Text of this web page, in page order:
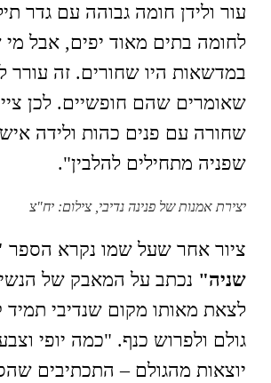
עור ולידן חומה גבוהה עם גדר
לחומה בתים מאוד יפים, אבל
במדשאות היו שחורים. זה עורר
שאומרים שהם חופשיים. לכן
שחורה עם פנים כהות ולידה
שפניה מתחילים להלבין".
יצירת אמנות של פנינה נדיבי, צילום: יח"צ
ציור אחר שעל שמו נקרא הספר
שניה" נכתב על המאבק של
לצאת מאותו מקום שנדיבי תמיד
גולם ולפרוש כנף. "כמה יופי
יוצאות מהגולם – התכתיבים